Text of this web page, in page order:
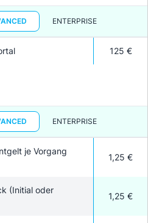
ENTERPRISE
125 €
ENTERPRISE
je Vorgang
1,25 €
(Initial oder
1,25 €